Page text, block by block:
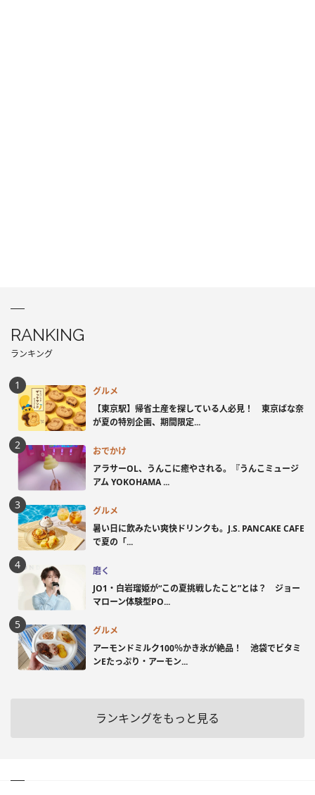
RANKING
ランキング
グルメ
【東京駅】帰省土産を探している人必見！ 東京ばな奈
が夏の特別企画、期間限定...
おでかけ
アラサーOL、うんこに癒やされる。『うんこミュージ
アム YOKOHAMA ...
グルメ
暑い日に飲みたい爽快ドリンクも。J.S. PANCAKE CAFE
で夏の「...
磨く
JO1・白岩瑠姫が“この夏挑戦したこと”とは？ ジョー
マローン体験型PO...
グルメ
アーモンドミルク100％かき氷が絶品！ 池袋でビタミ
ンEたっぷり・アーモン...
ランキングをもっと見る